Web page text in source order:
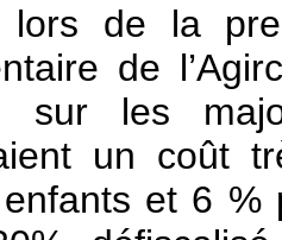
lors de la
de
sur les
un coût
et 6 %